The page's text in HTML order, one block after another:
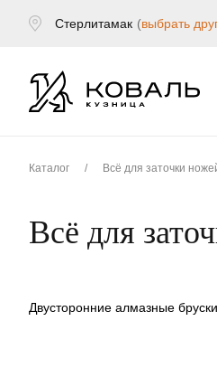
Стерлитамак (выбрать
Каталог / Всё для заточки
Всё для
Двусторонние алмазные